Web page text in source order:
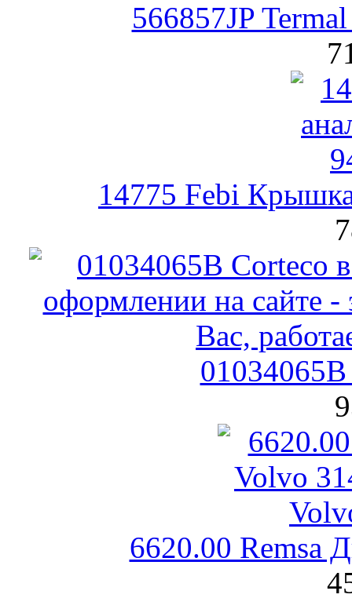
566857JP
14775 Febi
6620.00 Remsa